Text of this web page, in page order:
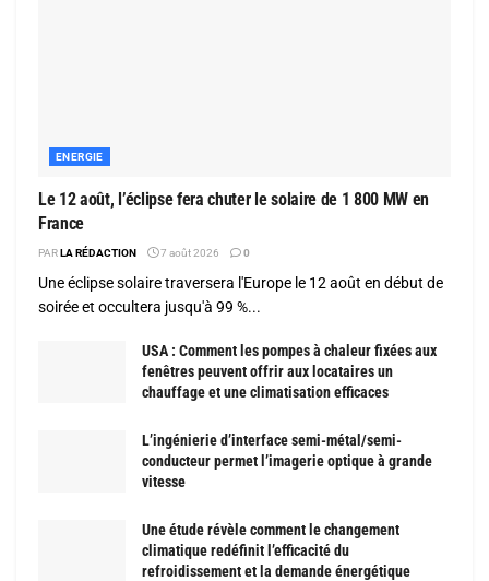
ENERGIE
Le 12 août, l’éclipse fera chuter le solaire de 1 800 MW en
France
PARLA RÉDACTION 7 août 2026 0
Une éclipse solaire traversera l'Europe le 12 août en début de
soirée et occultera jusqu'à 99 %...
USA : Comment les pompes à chaleur fixées aux
fenêtres peuvent offrir aux locataires un
chauffage et une climatisation efficaces
L’ingénierie d’interface semi-métal/semi-
conducteur permet l’imagerie optique à grande
vitesse
Une étude révèle comment le changement
climatique redéfinit l’efficacité du
refroidissement et la demande énergétique